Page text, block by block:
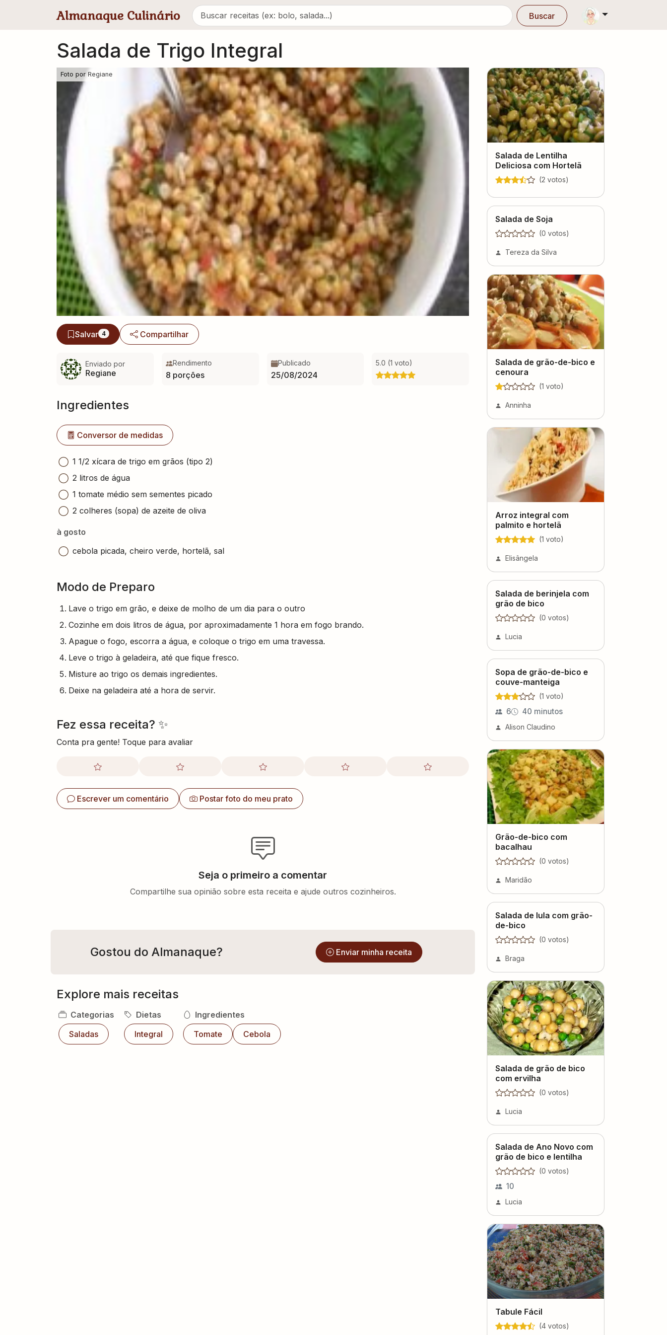
Almanaque Culinário Buscar
Salada de Trigo Integral
Foto por Regiane
Salvar 4 Compartilhar
Enviado por
Regiane
Rendimento
8 porções
Publicado
25/08/2024
5.0 (1 voto)
Ingredientes
Conversor de medidas
1 1/2 xícara de trigo em grãos (tipo 2)
2 litros de água
1 tomate médio sem sementes picado
2 colheres (sopa) de azeite de oliva
à gosto
cebola picada, cheiro verde, hortelã, sal
Modo de Preparo
Lave o trigo em grão, e deixe de molho de um dia para o outro
Cozinhe em dois litros de água, por aproximadamente 1 hora em fogo brando.
Apague o fogo, escorra a água, e coloque o trigo em uma travessa.
Leve o trigo à geladeira, até que fique fresco.
Misture ao trigo os demais ingredientes.
Deixe na geladeira até a hora de servir.
Fez essa receita? ✨
Conta pra gente! Toque para avaliar
Escrever um comentário Postar foto do meu prato
Seja o primeiro a comentar
Compartilhe sua opinião sobre esta receita e ajude outros cozinheiros.
Gostou do Almanaque? Enviar minha receita
Explore mais receitas
Categorias
Saladas
Dietas
Integral
Ingredientes
Tomate
Cebola
Salada de Lentilha
Deliciosa com Hortelã
(2 votos)
Salada de Soja
(0 votos)
Tereza da Silva
Salada de grão-de-bico e
cenoura
(1 voto)
Anninha
Arroz integral com
palmito e hortelã
(1 voto)
Elisângela
Salada de berinjela com
grão de bico
(0 votos)
Lucia
Sopa de grão-de-bico e
couve-manteiga
(1 voto)
6 40 minutos
Alison Claudino
Grão-de-bico com
bacalhau
(0 votos)
Maridão
Salada de lula com grão-
de-bico
(0 votos)
Braga
Salada de grão de bico
com ervilha
(0 votos)
Lucia
Salada de Ano Novo com
grão de bico e lentilha
(0 votos)
10
Lucia
Tabule Fácil
(4 votos)